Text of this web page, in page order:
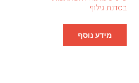
בסדנת גילוף
מידע נוסף